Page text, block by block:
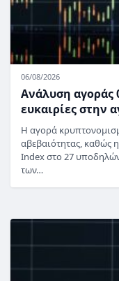
06/08/2026
Ανάλυση αγοράς
ευκαιρίες στην
Η αγορά
αβεβαιότητας, καθώς
Index στο 27
των…